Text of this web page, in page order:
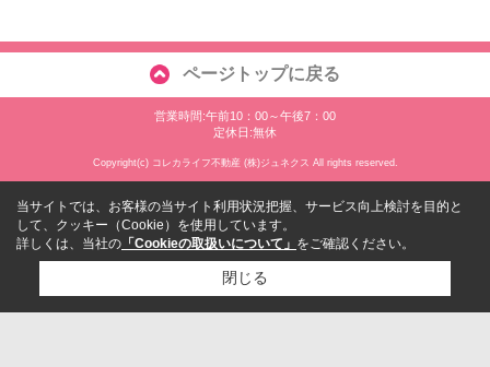
ページトップに戻る
営業時間:午前10：00～午後7：00
定休日:無休
Copyright(c) コレカライフ不動産 (株)ジュネクス All rights reserved.
当サイトでは、お客様の当サイト利用状況把握、サービス向上検討を目的と
して、クッキー（Cookie）を使用しています。
詳しくは、当社の 「Cookieの取扱いについて」 をご確認ください。
閉じる